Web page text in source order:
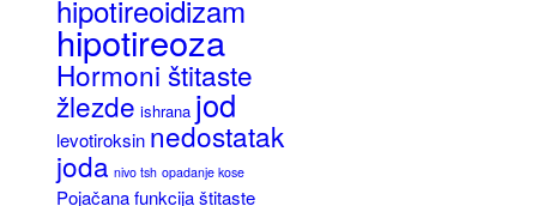
hipotireoidizam
hipotireoza
Hormoni štitaste
žlezde ishrana jod
levotiroksin nedostatak
joda nivo tsh opadanje kose
Pojačana funkcija štitaste